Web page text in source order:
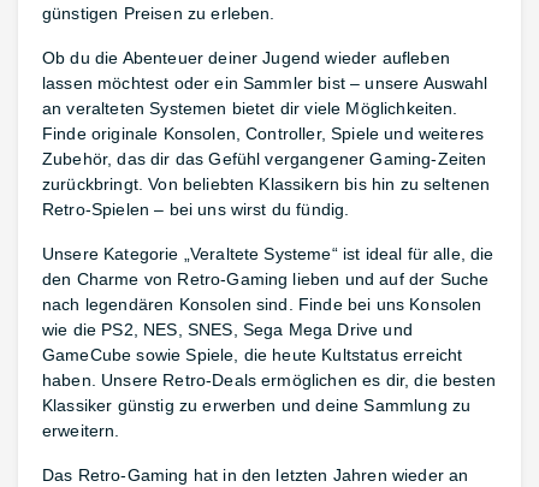
günstigen Preisen zu erleben.
Ob du die Abenteuer deiner Jugend wieder aufleben
lassen möchtest oder ein Sammler bist – unsere Auswahl
an veralteten Systemen bietet dir viele Möglichkeiten.
Finde originale Konsolen, Controller, Spiele und weiteres
Zubehör, das dir das Gefühl vergangener Gaming-Zeiten
zurückbringt. Von beliebten Klassikern bis hin zu seltenen
Retro-Spielen – bei uns wirst du fündig.
Unsere Kategorie „Veraltete Systeme“ ist ideal für alle, die
den Charme von Retro-Gaming lieben und auf der Suche
nach legendären Konsolen sind. Finde bei uns Konsolen
wie die PS2, NES, SNES, Sega Mega Drive und
GameCube sowie Spiele, die heute Kultstatus erreicht
haben. Unsere Retro-Deals ermöglichen es dir, die besten
Klassiker günstig zu erwerben und deine Sammlung zu
erweitern.
Das Retro-Gaming hat in den letzten Jahren wieder an